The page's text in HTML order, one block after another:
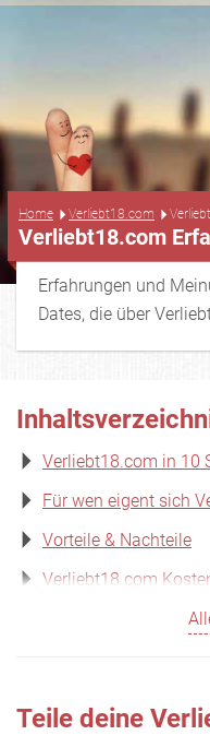
Home Verliebt18.com
Verliebt18.com
Erfahrungen und
Dates, die über
Verliebt18.com in 10
Für wen eigent sich
Vorteile & Nachteile
Verliebt18.com
Teile deine